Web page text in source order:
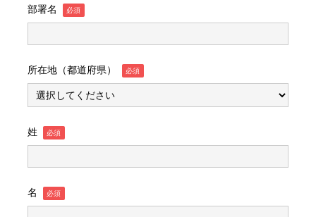
部署名
所在地（都道府県）
姓
名